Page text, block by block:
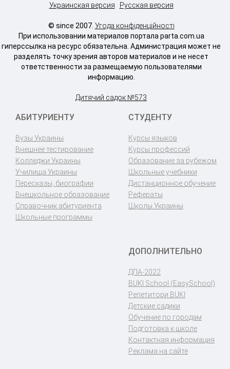
Украинская версия Русская версия
© since 2007. Угода конфіденційності
При использовании материалов портала parta.com.ua
гиперссылка на ресурс обязательна. Администрация может не
разделять точку зрения авторов материалов и не несет
ответственности за размещаемую пользователями
информацию.
Дитячий садок №573
АБИТУРИЕНТУ
Вузы Украины
Внешнее тестирование
Колледжи Украины
Училища Украины
Пересказы, биографии
Внешкольное образование
Справочник абитуриента
Школьные программы
СТУДЕНТУ
Курсы языков
Курсы профессий
Образование за рубежом
Школьные учебники
Дистанционное обучение
Рефераты
Школы Украины
ДОПОЛНИТЕЛЬНО
ДПА-2022
BUKI School (EasySchool)
Репетитори BUKI
Детские садики
Обучение по городам
Подготовка к школе
Контактная информация
Реклама на сайте